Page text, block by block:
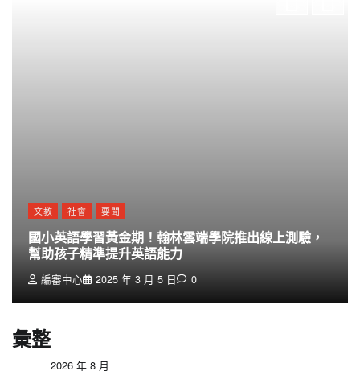
文教 社會 要聞
國小英語學習黃金期！翰林雲端學院推出線上測驗，
幫助孩子精準提升英語能力
編審中心 2025 年 3 月 5 日 0
彙整
2026 年 8 月